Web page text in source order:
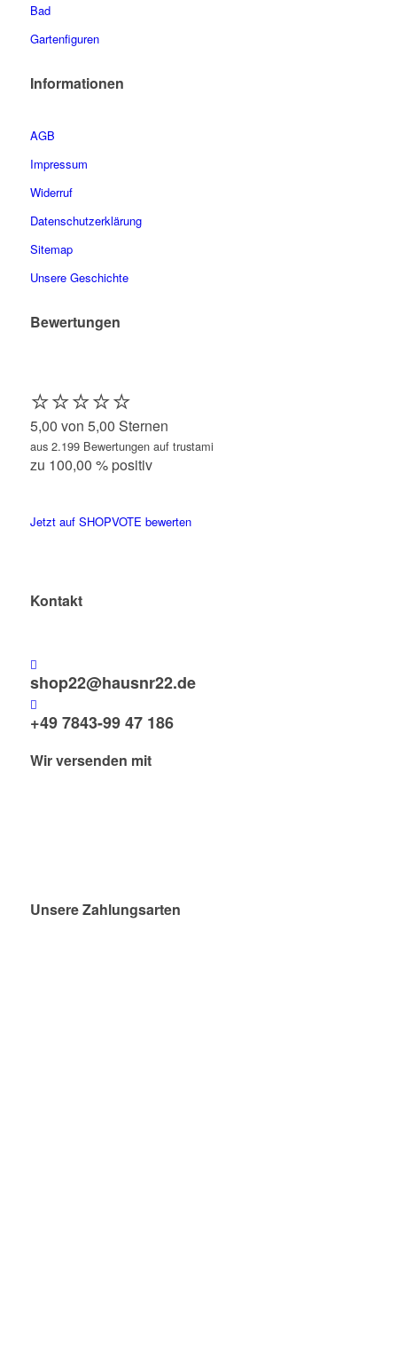
Bad
Gartenfiguren
Informationen
AGB
Impressum
Widerruf
Datenschutzerklärung
Sitemap
Unsere Geschichte
Bewertungen
⭐️⭐️⭐️⭐️⭐️
5,00 von 5,00 Sternen
aus 2.199 Bewertungen auf trustami
zu 100,00 % positiv
Jetzt auf SHOPVOTE bewerten
Kontakt
shop22@hausnr22.de
+49 7843-99 47 186
Wir versenden mit
Unsere Zahlungsarten